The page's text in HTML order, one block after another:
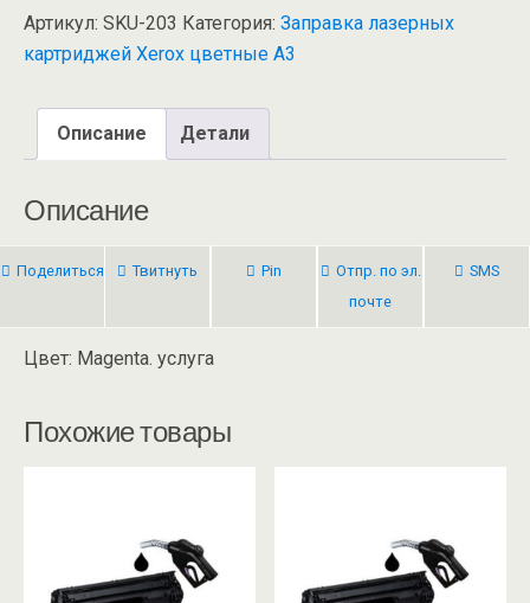
Артикул: SKU-203 Категория: Заправка лазерных
картриджей Xerox цветные А3
Описание Детали
Описание
Поделиться Твитнуть Pin
Отпр. по эл.
почте
SMS
Цвет: Magenta. услуга
Похожие товары